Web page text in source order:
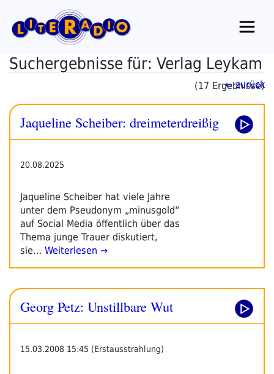
Inhalt
springen
Suchergebnisse für: Verlag Leykam
(17 Ergebnisse)
← zurück
Jaqueline Scheiber: dreimeterdreißig
20.08.2025
Jaqueline Scheiber hat viele Jahre
unter dem Pseudonym „minusgold“
auf Social Media öffentlich über das
Thema junge Trauer diskutiert,
sie… Weiterlesen →
Georg Petz: Unstillbare Wut
15.03.2008 15:45 (Erstausstrahlung)